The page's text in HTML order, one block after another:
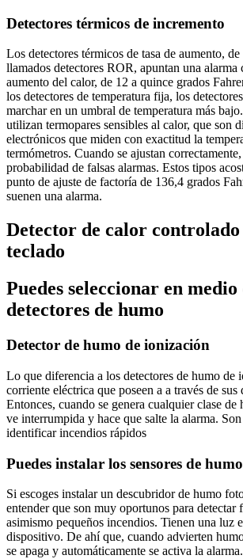
Detectores térmicos de incremento
Los detectores térmicos de tasa de aumento,
llamados detectores ROR, apuntan una
aumento del calor, de 12 a quince grados
los detectores de temperatura fija, los
marchar en un umbral de temperatura más
utilizan termopares sensibles al calor, que son
electrónicos que miden con exactitud la
termómetros. Cuando se ajustan
probabilidad de falsas alarmas. Estos tipos
punto de ajuste de factoría de 136,4 grados
suenen una alarma.
Detector de calor controlado
teclado
Puedes seleccionar en medio
detectores de humo
Detector de humo de ionización
Lo que diferencia a los detectores de humo de
corriente eléctrica que poseen a a través de sus
Entonces, cuando se genera cualquier clase de
ve interrumpida y hace que salte la alarma.
identificar incendios rápidos
Puedes instalar los sensores de
Si escoges instalar un descubridor de humo
entender que son muy oportunos para detectar
asimismo pequeños incendios. Tienen una luz
dispositivo. De ahí que, cuando advierten
se apaga y automáticamente se activa la alarma.